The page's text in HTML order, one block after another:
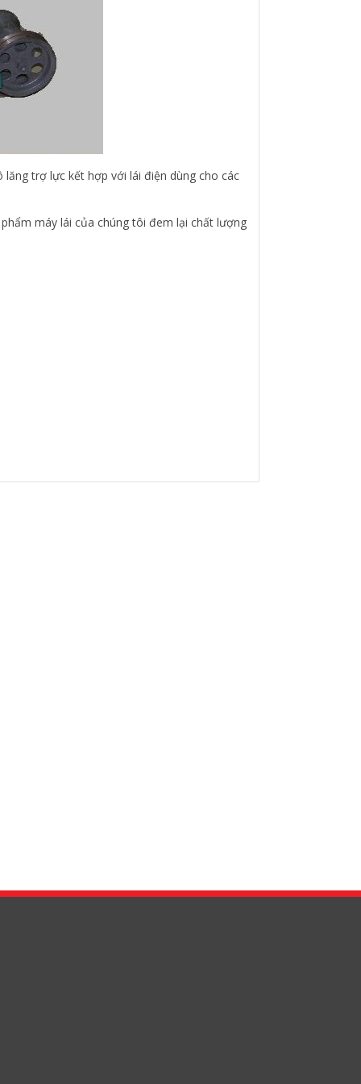
lăng trợ lực kết hợp với lái điện dùng cho các
máy lái của chúng tôi đem lại chất lượng